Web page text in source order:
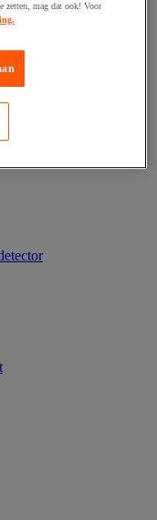
zetten, mag dat ook! Voor